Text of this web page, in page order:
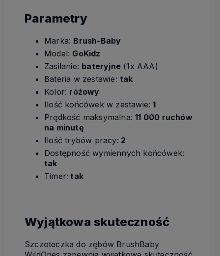
Parametry
Marka: Brush-Baby
Model: GoKidz
Zasilanie: bateryjne (1x AAA)
Bateria w zestawie: tak
Kolor: różowy
Ilość końcówek w zestawie:1
Prędkość maksymalna:11 000 ruchów
na minutę
Ilość trybów pracy: 2
Dostępność wymiennych końcówek:
tak
Timer: tak
Wyjątkowa skuteczność
Szczoteczka do zębów BrushBaby